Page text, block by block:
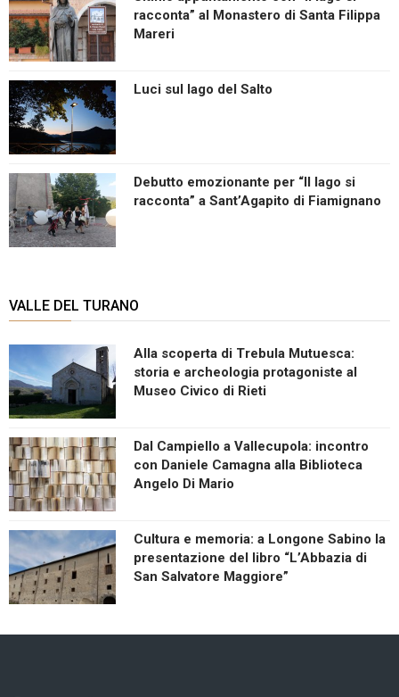
racconta” al Monastero di Santa Filippa
Mareri
Luci sul lago del Salto
Debutto emozionante per “Il lago si
racconta” a Sant’Agapito di Fiamignano
VALLE DEL TURANO
Alla scoperta di Trebula Mutuesca:
storia e archeologia protagoniste al
Museo Civico di Rieti
Dal Campiello a Vallecupola: incontro
con Daniele Camagna alla Biblioteca
Angelo Di Mario
Cultura e memoria: a Longone Sabino la
presentazione del libro “L’Abbazia di
San Salvatore Maggiore”